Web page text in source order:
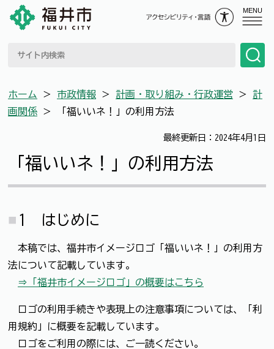
MENU
ホーム ＞ 市政情報 ＞ 計画・取り組み・行政運営 ＞ 計
画関係 ＞ 「福いいネ！」の利用方法
最終更新日：2024年4月1日
「福いいネ！」の利用方法
1 はじめに
本稿では、福井市イメージロゴ「福いいネ！」の利用方
法について記載しています。
⇒「福井市イメージロゴ」の概要はこちら
ロゴの利用手続きや表現上の注意事項については、「利
用規約」に概要を記載しています。
ロゴをご利用の際には、ご一読ください。